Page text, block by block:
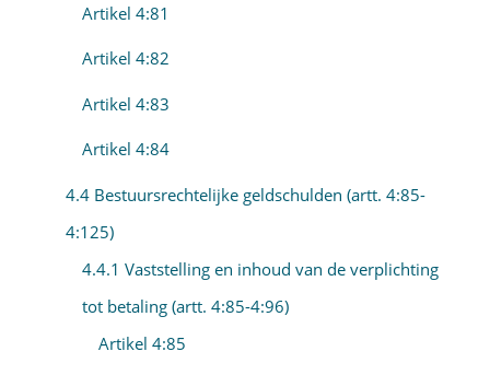
Artikel 4:81
Artikel 4:82
Artikel 4:83
Artikel 4:84
4.4 Bestuursrechtelijke geldschulden (artt. 4:85-
4:125)
4.4.1 Vaststelling en inhoud van de verplichting
tot betaling (artt. 4:85-4:96)
Artikel 4:85